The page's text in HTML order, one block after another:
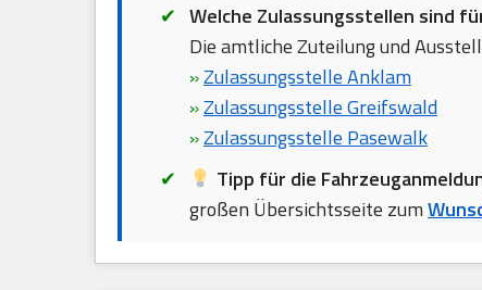
Welche Zulassungsstellen sind
Die amtliche Zuteilung und
»Zulassungsstelle Anklam
»Zulassungsstelle Greifswald
»Zulassungsstelle Pasewalk
Tipp für die
großen Übersichtsseite zum